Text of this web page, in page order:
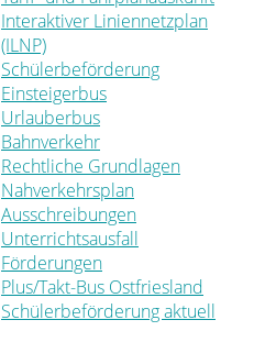
Interaktiver Liniennetzplan
(ILNP)
Schülerbeförderung
Einsteigerbus
Urlauberbus
Bahnverkehr
Rechtliche Grundlagen
Nahverkehrsplan
Ausschreibungen
Unterrichtsausfall
Förderungen
Plus/Takt-Bus Ostfriesland
Schülerbeförderung aktuell